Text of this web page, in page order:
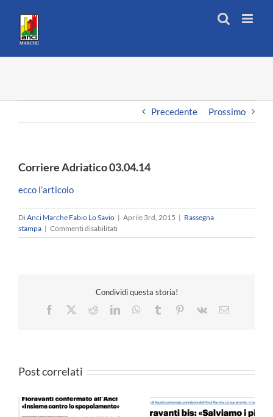
contenuto
Precedente Prossimo
Corriere Adriatico 03.04.14
ecco l’articolo
DiAnci Marche Fabio Lo Savio | Aprile 3rd, 2015 | Rassegna
stampa | Commenti disabilitatisu
Corriere
Condividi questa storia!
Facebook
RedditLinkedInWhatsApp
Tumblr Pinterest
Vk Email
Post correlati